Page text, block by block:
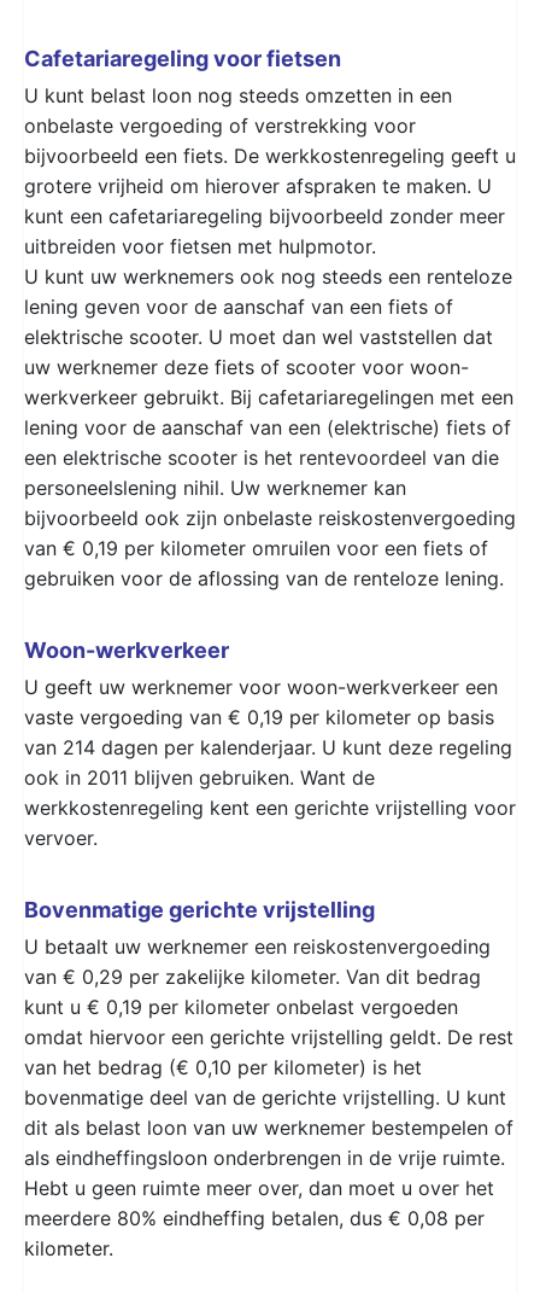
Cafetariaregeling voor fietsen
U kunt belast loon nog steeds omzetten in een
onbelaste vergoeding of verstrekking voor
bijvoorbeeld een fiets. De werkkostenregeling geeft u
grotere vrijheid om hierover afspraken te maken. U
kunt een cafetariaregeling bijvoorbeeld zonder meer
uitbreiden voor fietsen met hulpmotor.
U kunt uw werknemers ook nog steeds een renteloze
lening geven voor de aanschaf van een fiets of
elektrische scooter. U moet dan wel vaststellen dat
uw werknemer deze fiets of scooter voor woon-
werkverkeer gebruikt. Bij cafetariaregelingen met een
lening voor de aanschaf van een (elektrische) fiets of
een elektrische scooter is het rentevoordeel van die
personeelslening nihil. Uw werknemer kan
bijvoorbeeld ook zijn onbelaste reiskostenvergoeding
van € 0,19 per kilometer omruilen voor een fiets of
gebruiken voor de aflossing van de renteloze lening.
Woon-werkverkeer
U geeft uw werknemer voor woon-werkverkeer een
vaste vergoeding van € 0,19 per kilometer op basis
van 214 dagen per kalenderjaar. U kunt deze regeling
ook in 2011 blijven gebruiken. Want de
werkkostenregeling kent een gerichte vrijstelling voor
vervoer.
Bovenmatige gerichte vrijstelling
U betaalt uw werknemer een reiskostenvergoeding
van € 0,29 per zakelijke kilometer. Van dit bedrag
kunt u € 0,19 per kilometer onbelast vergoeden
omdat hiervoor een gerichte vrijstelling geldt. De rest
van het bedrag (€ 0,10 per kilometer) is het
bovenmatige deel van de gerichte vrijstelling. U kunt
dit als belast loon van uw werknemer bestempelen of
als eindheffingsloon onderbrengen in de vrije ruimte.
Hebt u geen ruimte meer over, dan moet u over het
meerdere 80% eindheffing betalen, dus € 0,08 per
kilometer.